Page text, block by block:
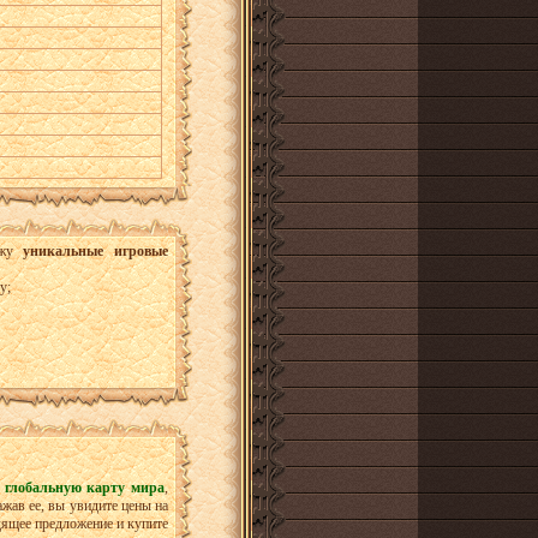
уникальные игровые
глобальную карту мира,
ее, вы увидите цены на
предложение и купите